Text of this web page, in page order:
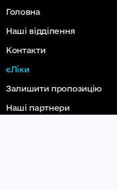
Головна
Наші відділення
Контакти
єЛіки
Залишити пропозицію
Наші партнери